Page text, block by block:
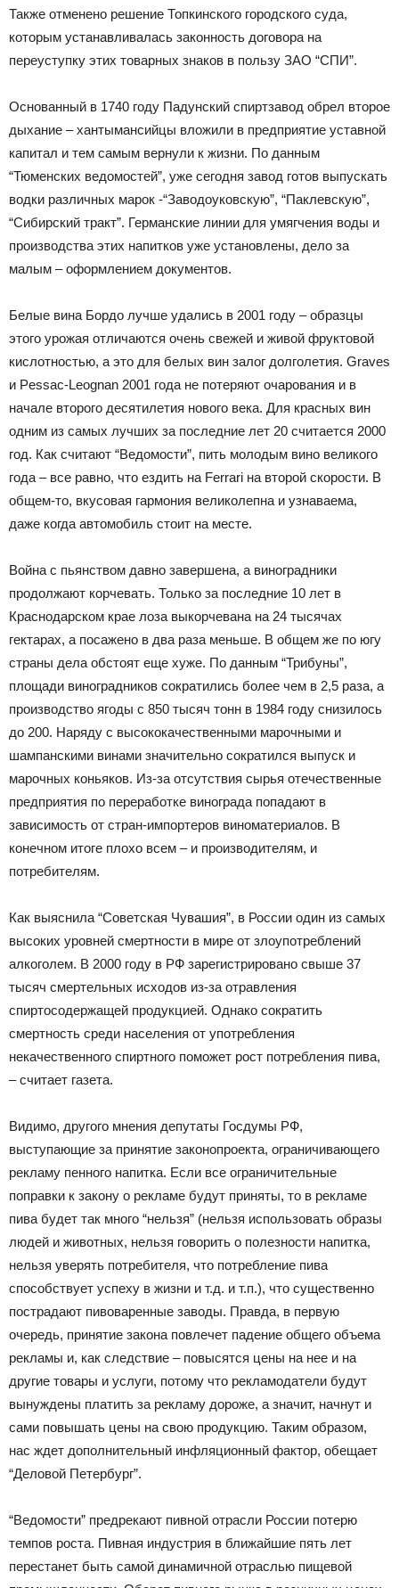
Также отменено решение Топкинского городского суда,
которым устанавливалась законность договора на
переуступку этих товарных знаков в пользу ЗАО “СПИ”.
Основанный в 1740 году Падунский спиртзавод обрел второе
дыхание – хантымансийцы вложили в предприятие уставной
капитал и тем самым вернули к жизни. По данным
“Тюменских ведомостей”, уже сегодня завод готов выпускать
водки различных марок -“Заводоуковскую”, “Паклевскую”,
“Сибирский тракт”. Германские линии для умягчения воды и
производства этих напитков уже установлены, дело за
малым – оформлением документов.
Белые вина Бордо лучше удались в 2001 году – образцы
этого урожая отличаются очень свежей и живой фруктовой
кислотностью, а это для белых вин залог долголетия. Graves
и Pessac-Leognan 2001 года не потеряют очарования и в
начале второго десятилетия нового века. Для красных вин
одним из самых лучших за последние лет 20 считается 2000
год. Как считают “Ведомости”, пить молодым вино великого
года – все равно, что ездить на Ferrari на второй скорости. В
общем-то, вкусовая гармония великолепна и узнаваема,
даже когда автомобиль стоит на месте.
Война с пьянством давно завершена, а виноградники
продолжают корчевать. Только за последние 10 лет в
Краснодарском крае лоза выкорчевана на 24 тысячах
гектарах, а посажено в два раза меньше. В общем же по югу
страны дела обстоят еще хуже. По данным “Трибуны”,
площади виноградников сократились более чем в 2,5 раза, а
производство ягоды с 850 тысяч тонн в 1984 году снизилось
до 200. Наряду с высококачественными марочными и
шампанскими винами значительно сократился выпуск и
марочных коньяков. Из-за отсутствия сырья отечественные
предприятия по переработке винограда попадают в
зависимость от стран-импортеров виноматериалов. В
конечном итоге плохо всем – и производителям, и
потребителям.
Как выяснила “Советская Чувашия”, в России один из самых
высоких уровней смертности в мире от злоупотреблений
алкоголем. В 2000 году в РФ зарегистрировано свыше 37
тысяч смертельных исходов из-за отравления
спиртосодержащей продукцией. Однако сократить
смертность среди населения от употребления
некачественного спиртного поможет рост потребления пива,
– считает газета.
Видимо, другого мнения депутаты Госдумы РФ,
выступающие за принятие законопроекта, ограничивающего
рекламу пенного напитка. Если все ограничительные
поправки к закону о рекламе будут приняты, то в рекламе
пива будет так много “нельзя” (нельзя использовать образы
людей и животных, нельзя говорить о полезности напитка,
нельзя уверять потребителя, что потребление пива
способствует успеху в жизни и т.д. и т.п.), что существенно
пострадают пивоваренные заводы. Правда, в первую
очередь, принятие закона повлечет падение общего объема
рекламы и, как следствие – повысятся цены на нее и на
другие товары и услуги, потому что рекламодатели будут
вынуждены платить за рекламу дороже, а значит, начнут и
сами повышать цены на свою продукцию. Таким образом,
нас ждет дополнительный инфляционный фактор, обещает
“Деловой Петербург”.
“Ведомости” предрекают пивной отрасли России потерю
темпов роста. Пивная индустрия в ближайшие пять лет
перестанет быть самой динамичной отраслью пищевой